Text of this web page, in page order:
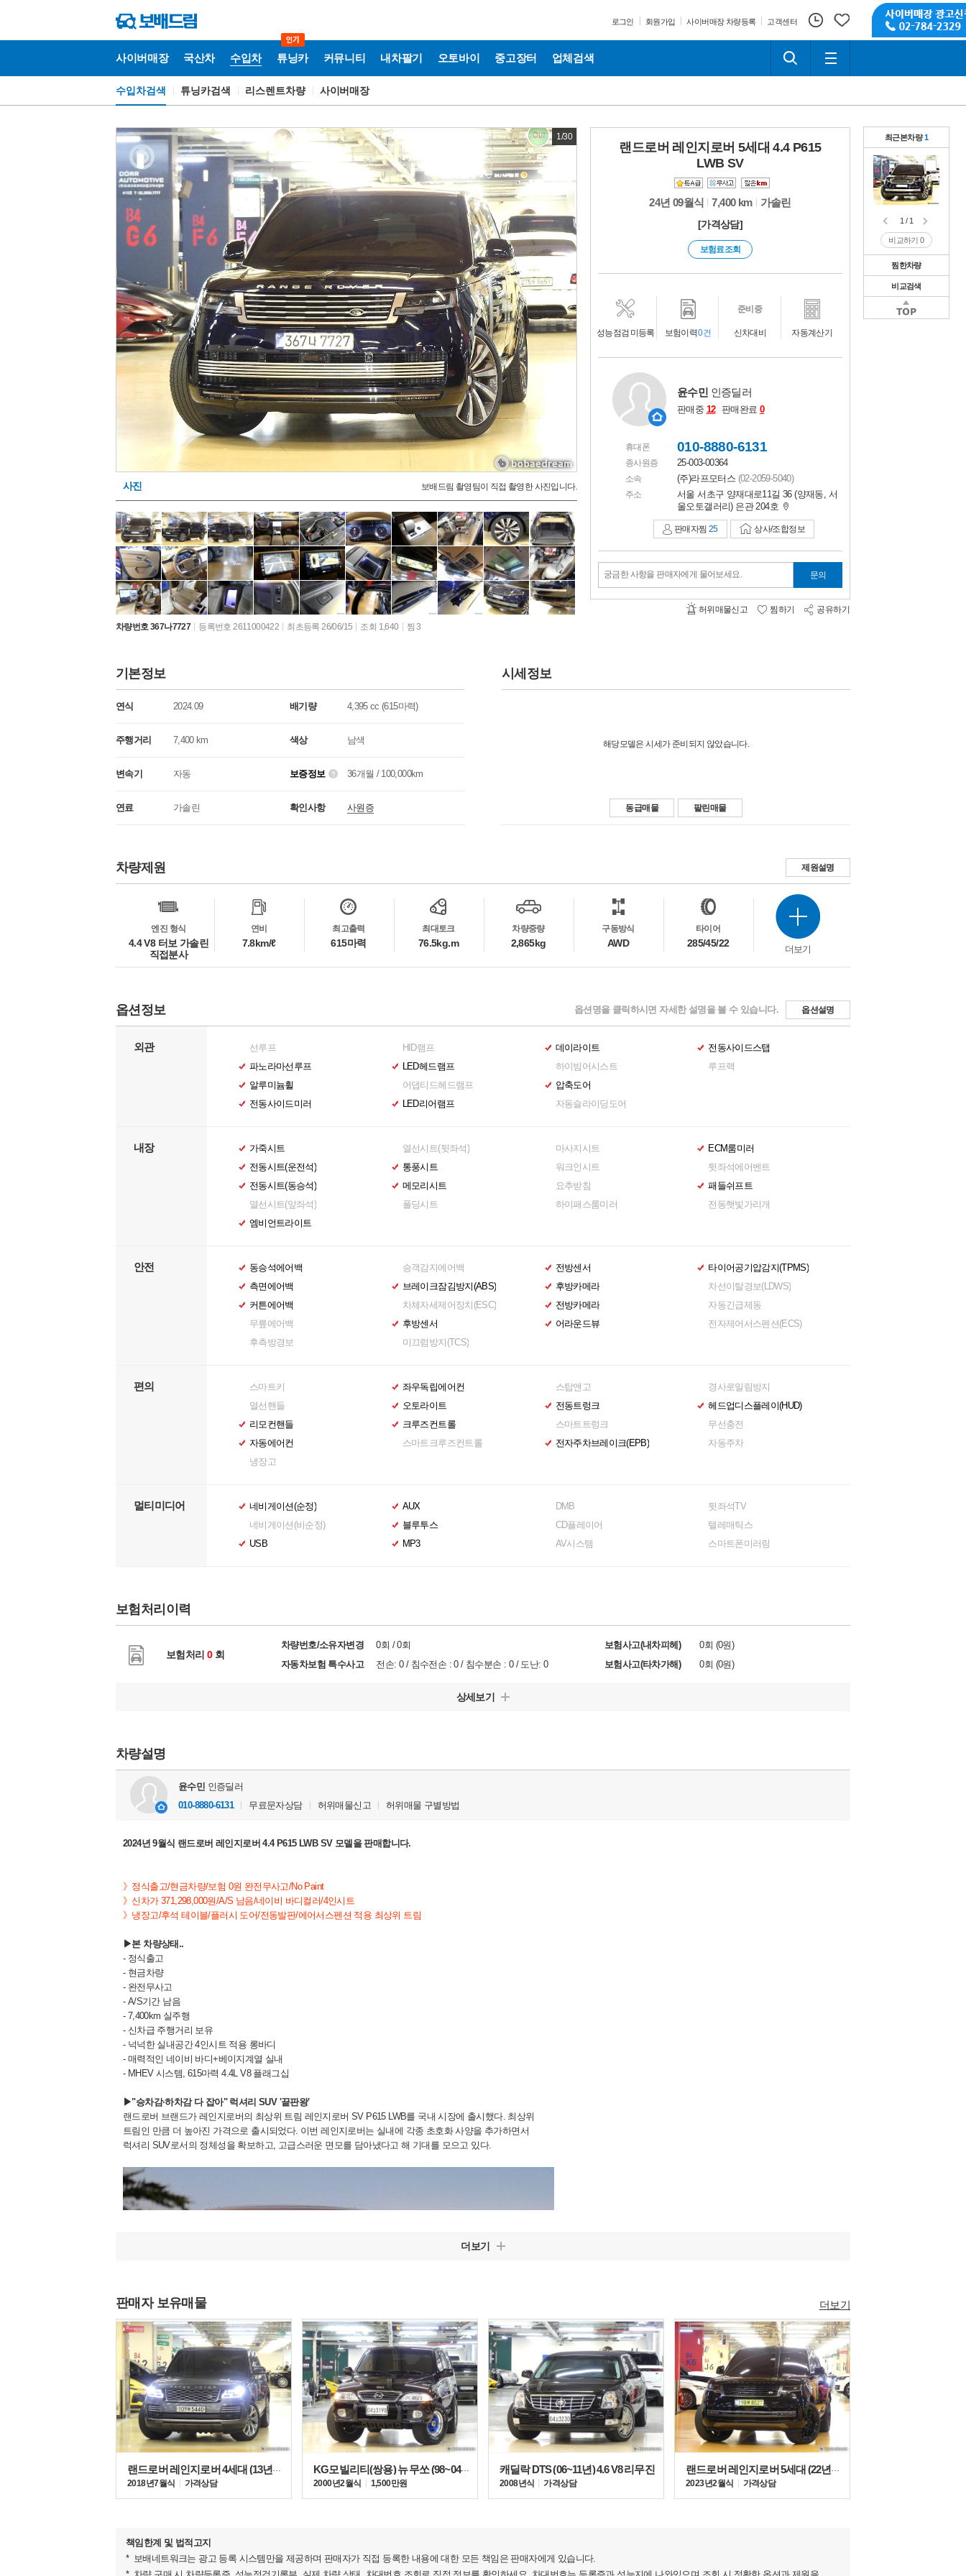
로그인 회원가입 사이버매장 차량등록 고객센터
사이버매장 국산차 수입차 튜닝카 커뮤니티 내차팔기 오토바이 중고장터 업체검색
수
수입차검색 튜닝카검색 리스렌트차량 사이버매장
1/30
사진 보배드림 촬영팀이 직접 촬영한 사진입니다.
차량번호 367나7727 등록번호 2611000422 최초등록 26/06/15 조회 1,640 찜 3
랜드로버 레인지로버 5세대 4.4 P615
LWB SV
24년 09월식 7,400 km 가솔린
[가격상담]
보험료조회
성능점검 미등록 보험이력0건 신차대비
준비중
자동계산기
윤수민 인증딜러
판매중 12 판매완료 0
휴대폰 010-8880-6131
종사원증 25-003-00364
소속 (주)라프모터스 (02-2059-5040)
주소
서울 서초구 양재대로11길 36 (양재동, 서
울오토갤러리) 은관 204호
판매자찜 25 상사/조합정보
궁금한 사항을 판매자에게 물어보세요. 문의
허위매물신고 찜하기 공유하기
기본정보
연식 2024.09 배기량 4,395 cc (615마력)
주행거리 7,400 km 색상 남색
변속기 자동 보증정보 36개월 / 100,000km
연료 가솔린 확인사항 사원증
시세정보
해당모델은 시세가 준비되지 않았습니다.
동급매물 팔린매물
차량제원
제원설명
엔진 형식
4.4 V8 터보 가솔린
직접분사
연비
7.8km/ℓ
최고출력
615마력
최대토크
76.5kg.m
차량중량
2,865kg
구동방식
AWD
타이어
285/45/22
더보기
옵션정보 옵션명을 클릭하시면 자세한 설명을 볼 수 있습니다. 옵션설명
외관
선루프
파노라마선루프
알루미늄휠
전동사이드미러
HID램프
LED헤드램프
어댑티드헤드램프
LED리어램프
데이라이트
하이빔어시스트
압축도어
자동슬라이딩도어
전동사이드스탭
루프랙
내장
가죽시트
전동시트(운전석)
전동시트(동승석)
열선시트(앞좌석)
열선시트(뒷좌석)
통풍시트
메모리시트
폴딩시트
마사지시트
워크인시트
요추받침
하이패스룸미러
ECM룸미러
뒷좌석에어벤트
패들쉬프트
전동햇빛가리개
엠비언트라이트
안전
동승석에어백
측면에어백
커튼에어백
무릎에어백
승객감지에어백
브레이크잠김방지(ABS)
차체자세제어장치(ESC)
후방센서
전방센서
후방카메라
전방카메라
어라운드뷰
타이어공기압감지(TPMS)
차선이탈경보(LDWS)
자동긴급제동
전자제어서스펜션(ECS)
후측방경보
미끄럼방지(TCS)
편의
스마트키
열선핸들
리모컨핸들
자동에어컨
좌우독립에어컨
오토라이트
크루즈컨트롤
스마트크루즈컨트롤
스탑앤고
전동트렁크
스마트트렁크
전자주차브레이크(EPB)
경사로밀림방지
헤드업디스플레이(HUD)
무선충전
자동주차
냉장고
멀티미디어
네비게이션(순정)
네비게이션(비순정)
USB
AUX
블루투스
MP3
DMB
CD플레이어
AV시스템
뒷좌석TV
텔레매틱스
스마트폰미러링
보험처리이력
보험처리 0회
차량번호/소유자변경
0회 / 0회
자동차보험 특수사고
전손: 0 / 침수전손 : 0 / 침수분손 : 0 / 도난: 0
보험사고(내차피헤)
0회 (0원)
보험사고(타차가해)
0회 (0원)
상세보기
차량설명
윤수민 인증딜러
010-8880-6131
무료문자상담 허위매물신고 허위매물 구별방법
2024년 9월식 랜드로버 레인지로버 4.4 P615 LWB SV 모델을 판매합니다.
》정식출고/현금차량/보험 0원 완전무사고/No Paint
》신차가 371,298,000원/A/S 남음/네이비 바디컬러/4인시트
》냉장고/후석 테이블/플러시 도어/전동발판/에어서스펜션 적용 최상위 트림
▶본 차량상태..
- 정식출고
- 현금차량
- 완전무사고
- A/S기간 남음
- 7,400km 실주행
- 신차급 주행거리 보유
- 넉넉한 실내공간 4인시트 적용 롱바디
- 매력적인 네이비 바디+베이지계열 실내
- MHEV 시스템, 615마력 4.4L V8 플래그십
▶"승차감·하차감 다 잡아" 럭셔리 SUV '끝판왕'
랜드로버 브랜드가 레인지로버의 최상위 트림 레인지로버 SV P615 LWB를 국내 시장에 출시했다. 최상위
트림인 만큼 더 높아진 가격으로 출시되었다. 이번 레인지로버는 실내에 각종 초호화 사양을 추가하면서
럭셔리 SUV로서의 정체성을 확보하고, 고급스러운 면모를 담아냈다고 해 기대를 모으고 있다.
토크 76.5kgf.m의 강력한 성능을 발휘한다. 여기에 8단 자동 변속기가 탑재되어 사륜구동으로 움직인다. 차체
크기는 전장 5,052mm, 전폭 2,003mm, 전고 1,870mm, 휠베이스 3,197mm로 2열에 넉넉한 공간을 제공한다.
더보기
판매자 보유매물 더보기
랜드로버 레인지로버 4세대 (13년~현재) 4.4 SDV8 LWB
2018년 7월식
가격상담
KG모빌리티(쌍용) 뉴 무쏘 (98~04년) 3.2 가솔린
2000년 2월식
1,500만원
캐딜락 DTS (06~11년) 4.6 V8 리무진
2008년식 가격상담
랜드로버 레인지로버 5세대 (22년~현재) 4.4 P530 LWB
2023년 2월식
가격상담
책임한계 및 법적고지
보배네트워크는 광고 등록 시스템만을 제공하며 판매자가 직접 등록한 내용에 대한 모든 책임은 판매자에게 있습니다.
최근본차량1
1 / 1
비교하기0
찜한차량
1 / 1
비교하기
비교검색
1 / 1